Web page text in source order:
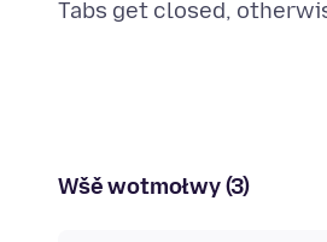
Wšě wotmołwy (3)